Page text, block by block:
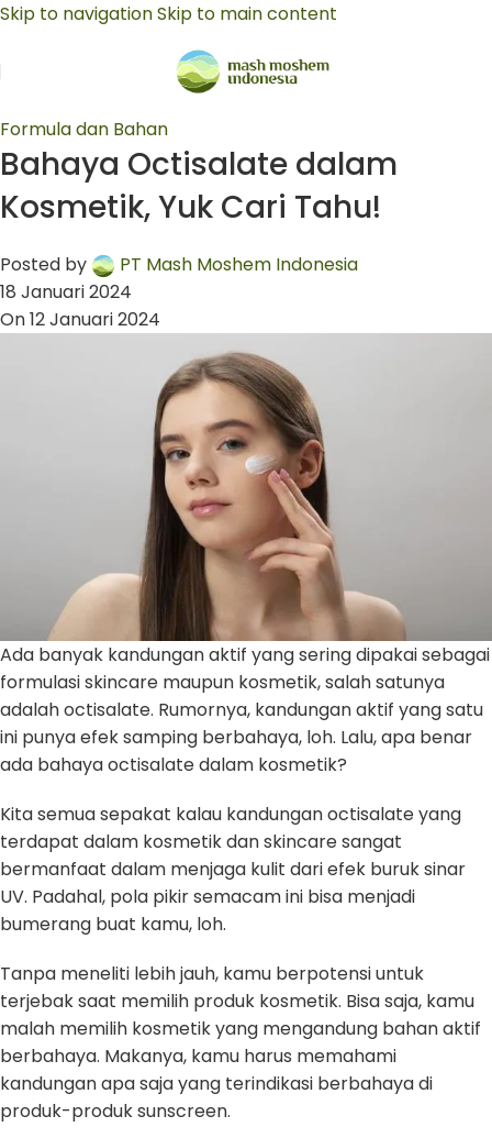
Skip to navigationSkip to main content
Formula dan Bahan
Bahaya Octisalate dalam
Kosmetik, Yuk Cari Tahu!
Posted by
PT Mash Moshem Indonesia
18 Januari 2024
On 12 Januari 2024
Ada banyak kandungan aktif yang sering dipakai sebagai
formulasi skincare maupun kosmetik, salah satunya
adalah octisalate. Rumornya, kandungan aktif yang satu
ini punya efek samping berbahaya, loh. Lalu, apa benar
ada bahaya octisalate dalam kosmetik?
Kita semua sepakat kalau kandungan octisalate yang
terdapat dalam kosmetik dan skincare sangat
bermanfaat dalam menjaga kulit dari efek buruk sinar
UV. Padahal, pola pikir semacam ini bisa menjadi
bumerang buat kamu, loh.
Tanpa meneliti lebih jauh, kamu berpotensi untuk
terjebak saat memilih produk kosmetik. Bisa saja, kamu
malah memilih kosmetik yang mengandung bahan aktif
berbahaya. Makanya, kamu harus memahami
kandungan apa saja yang terindikasi berbahaya di
produk-produk sunscreen.